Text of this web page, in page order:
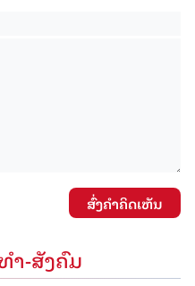
ສົ່ງຄໍາຄິດເຫັນ
ຳ-ສັງຄົມ